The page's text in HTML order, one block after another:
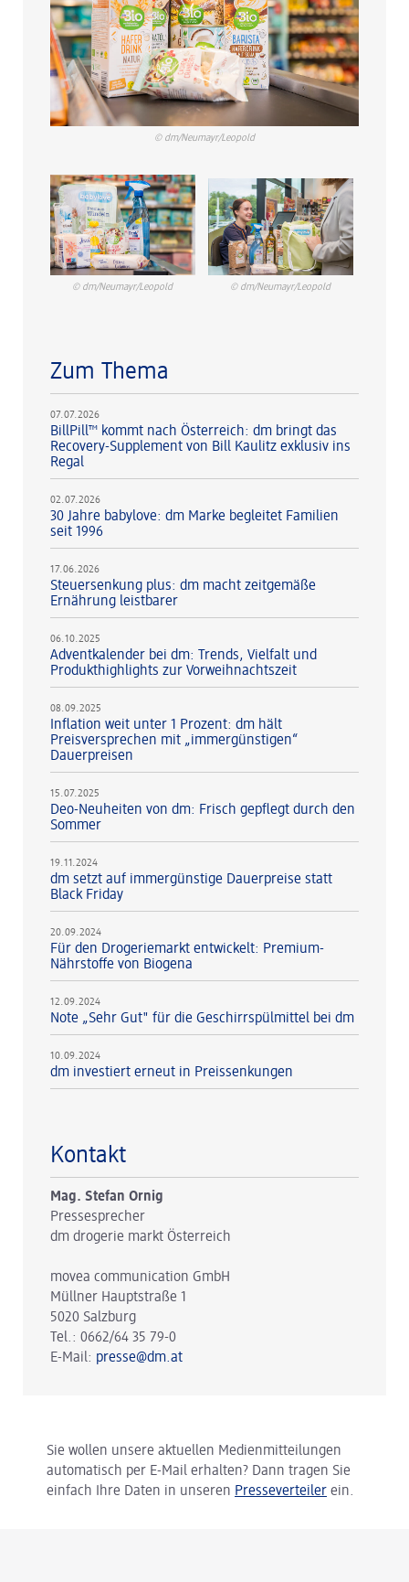
© dm/Neumayr/Leopold
© dm/Neumayr/Leopold © dm/Neumayr/Leopold
Zum Thema
07.07.2026
BillPill™ kommt nach Österreich: dm bringt das
Recovery-Supplement von Bill Kaulitz exklusiv ins
Regal
02.07.2026
30 Jahre babylove: dm Marke begleitet Familien
seit 1996
17.06.2026
Steuersenkung plus: dm macht zeitgemäße
Ernährung leistbarer
06.10.2025
Adventkalender bei dm: Trends, Vielfalt und
Produkthighlights zur Vorweihnachtszeit
08.09.2025
Inflation weit unter 1 Prozent: dm hält
Preisversprechen mit „immergünstigen“
Dauerpreisen
15.07.2025
Deo-Neuheiten von dm: Frisch gepflegt durch den
Sommer
19.11.2024
dm setzt auf immergünstige Dauerpreise statt
Black Friday
20.09.2024
Für den Drogeriemarkt entwickelt: Premium-
Nährstoffe von Biogena
12.09.2024
Note „Sehr Gut" für die Geschirrspülmittel bei dm
10.09.2024
dm investiert erneut in Preissenkungen
Kontakt
Mag. Stefan Ornig
Pressesprecher
dm drogerie markt Österreich
movea communication GmbH
Müllner Hauptstraße 1
5020 Salzburg
Tel.: 0662/64 35 79-0
E-Mail: presse@dm.at
Sie wollen unsere aktuellen Medienmitteilungen
automatisch per E-Mail erhalten? Dann tragen Sie
einfach Ihre Daten in unseren Presseverteiler ein.